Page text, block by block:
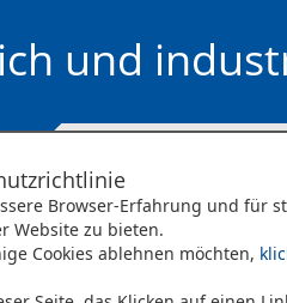
Browser-Erfahrung und für
Website zu bieten.
Cookies ablehnen möchten,
und
geschliffener und
erhalten, in der Tat, durch
ist es möglich,
außerhalb der Gebäude
realisiert werden.
mehr